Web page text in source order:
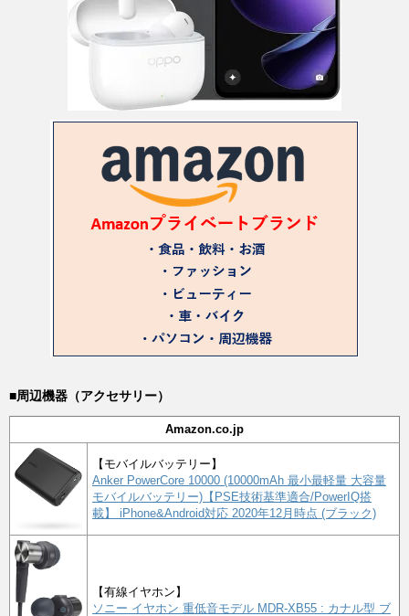
■周辺機器（アクセサリー）
Amazon.co.jp
【モバイルバッテリー】
Anker PowerCore 10000 (10000mAh 最小最軽量 大容量
モバイルバッテリー)【PSE技術基準適合/PowerIQ搭
載】 iPhone&Android対応 2020年12月時点 (ブラック)
【有線イヤホン】
ソニー イヤホン 重低音モデル MDR-XB55 : カナル型 ブ